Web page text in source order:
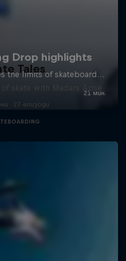
Tales
skate with Madars Apse
· 27 епизоди